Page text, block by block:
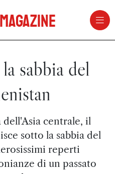
Magazine
sabbia del
centrale, il
sotto la sabbia del
reperti
di un passato